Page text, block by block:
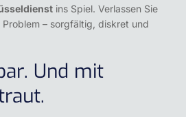
ins Spiel. Verlassen Sie
– sorgfältig, diskret und
Und mit